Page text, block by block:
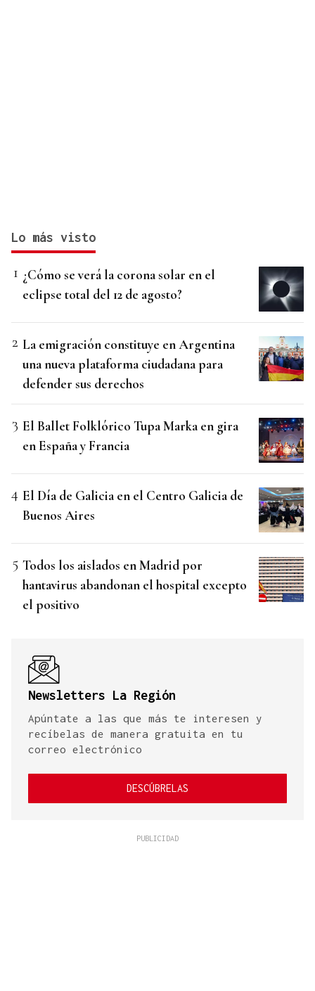
Lo más visto
¿Cómo se verá la corona solar en el
eclipse total del 12 de agosto?
La emigración constituye en Argentina
una nueva plataforma ciudadana para
defender sus derechos
El Ballet Folklórico Tupa Marka en gira
en España y Francia
El Día de Galicia en el Centro Galicia de
Buenos Aires
Todos los aislados en Madrid por
hantavirus abandonan el hospital excepto
el positivo
Newsletters La Región
Apúntate a las que más te interesen y
recíbelas de manera gratuita en tu
correo electrónico
DESCÚBRELAS